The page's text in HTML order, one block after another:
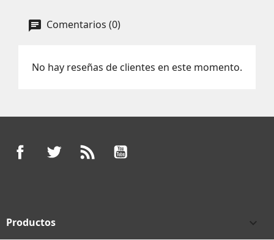
Comentarios (0)
No hay reseñas de clientes en este momento.
FacebookTwitter
Productos 